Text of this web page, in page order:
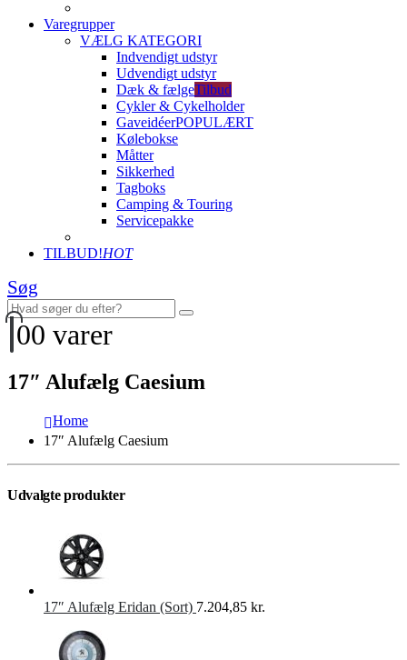
Varegrupper
VÆLG KATEGORI
Indvendigt udstyr
Udvendigt udstyr
Dæk & fælgeTilbud
Cykler & Cykelholder
GaveidéerPOPULÆRT
Kølebokse
Måtter
Sikkerhed
Tagboks
Camping & Touring
Servicepakke
TILBUD!HOT
Søg
00 varer
17″ Alufælg Caesium
Home
17″ Alufælg Caesium
Udvalgte produkter
17″ Alufælg Eridan (Sort) 7.204,85 kr.